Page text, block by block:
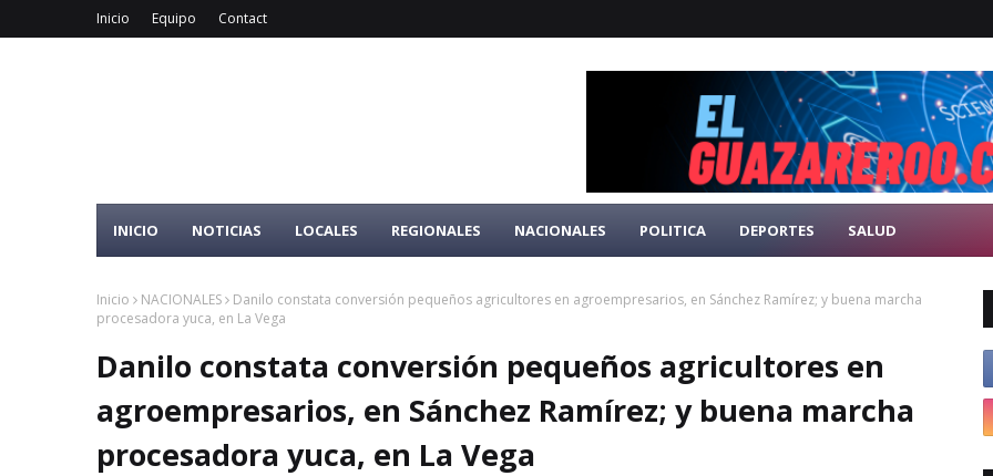
Inicio Equipo Contact
INICIO NOTICIAS LOCALES REGIONALES NACIONALES POLITICA DEPORTES SALUD
Inicio NACIONALES
Danilo constata conversión pequeños agricultores en agroempresarios, en Sánchez Ramírez; y buena marcha
procesadora yuca, en La Vega
Danilo constata conversión pequeños agricultores en
agroempresarios, en Sánchez Ramírez; y buena marcha
procesadora yuca, en La Vega